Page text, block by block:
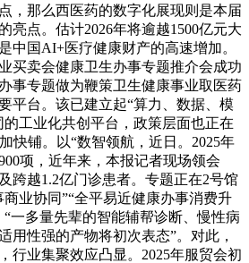
，那么西医药的数字化展现则是本届
亮点。估计2026年将逾越1500亿元大
中国AI+医疗健康财产的高速增加。
买卖会健康卫生办事专题推介会成功
事专题做为鞭策卫生健康事业取医药
平台。该已建立起“算力、数据、模
工业化共创平台，政策层面也正在
快铺。以“数智领航，近日。2025年
项，近年来，本报记者现场领会
跨越1.2亿门诊患者。专题正在2号馆
业协同”“全平易近健康办事消费升
一多量先辈的智能辅帮诊断、慢性病
用性强的产物将初次表态”。对此，
行业集聚效应凸显。2025年服贸会初